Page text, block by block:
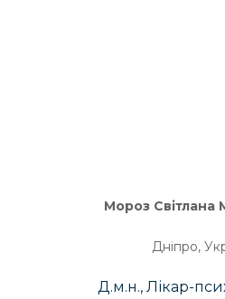
Мороз Світлана
Дніпро,
Д.м.н., Лікар-